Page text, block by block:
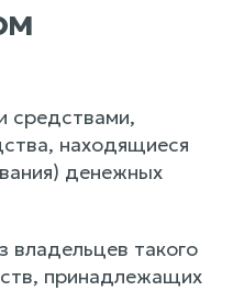
средствами,
находящиеся
денежных
владельцев такого
принадлежащих